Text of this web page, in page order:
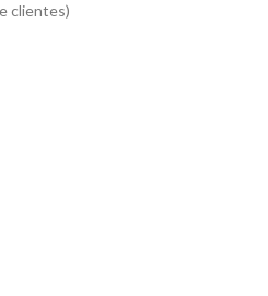
clientes)